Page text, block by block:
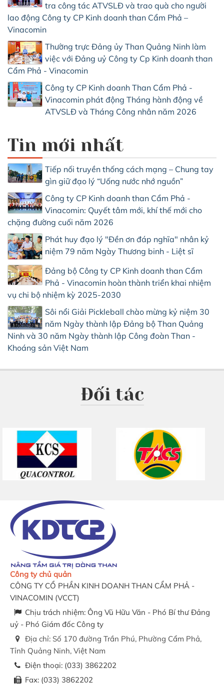
tra công tác ATVSLĐ và trao quà cho người
lao động Công ty CP Kinh doanh than Cẩm Phả –
Vinacomin
Thường trực Đảng ủy Than Quảng Ninh làm
việc với Đảng uỷ Công ty Cp Kinh doanh than
Cẩm Phả - Vinacomin
Công ty CP Kinh doanh Than Cẩm Phả -
Vinacomin phát động Tháng hành động về
ATVSLĐ và Tháng Công nhân năm 2026
Tin mới nhất
Tiếp nối truyền thống cách mạng – Chung tay
gìn giữ đạo lý “Uống nước nhớ nguồn”
Công ty CP Kinh doanh than Cẩm Phả -
Vinacomin: Quyết tâm mới, khí thế mới cho
chặng đường cuối năm 2026
Phát huy đạo lý "Đền ơn đáp nghĩa" nhân kỷ
niệm 79 năm Ngày Thương binh - Liệt sĩ
Đảng bộ Công ty CP Kinh doanh than Cẩm
Phả - Vinacomin hoàn thành triển khai nhiệm
vụ chi bộ nhiệm kỳ 2025-2030
Sôi nổi Giải Pickleball chào mừng kỷ niệm 30
năm Ngày thành lập Đảng bộ Than Quảng
Ninh và 30 năm Ngày thành lập Công đoàn Than -
Khoáng sản Việt Nam
Đối tác
Công ty chủ quản
CÔNG TY CỔ PHẦN KINH DOANH THAN CẨM PHẢ -
VINACOMIN (VCCT)
Chịu trách nhiệm: Ông Vũ Hữu Văn - Phó Bí thư Đảng
uỷ - Phó Giám đốc Công ty
Địa chỉ: Số 170 đường Trần Phú, Phường Cẩm Phả,
Tỉnh Quảng Ninh, Việt Nam
Điện thoại: (033) 3862202
Fax: (033) 3862202